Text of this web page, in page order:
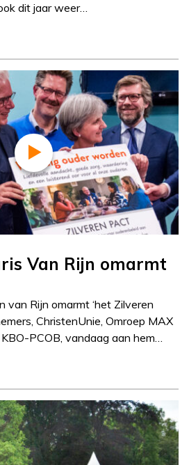
dit jaar weer…
Van Rijn omarmt
Rijn omarmt ‘het Zilveren
ChristenUnie, Omroep MAX
PCOB, vandaag aan hem…